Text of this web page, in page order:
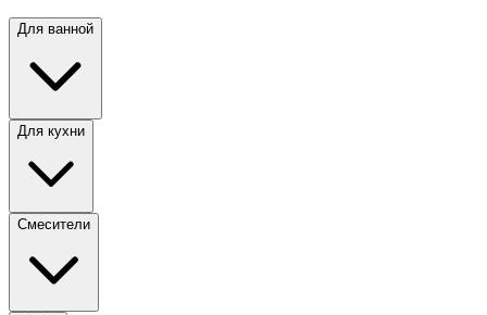
Для ванной
Для кухни
Смесители